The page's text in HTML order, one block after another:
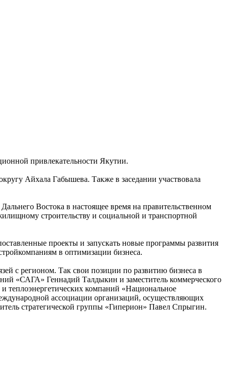
привлекательности Якутии.
Айхала Габышева. Также в заседании участвовала
Востока в настоящее время на правительственном
строительству и социальной и транспортной
проекты и запускать новые программы развития
в оптимизации бизнеса.
с регионом. Так свои позиции по развитию бизнеса в
«САГА» Геннадий Талдыкин и заместитель коммерческого
теплоэнергетических компаний «Национальное
ассоциации организаций, осуществляющих
стратегической группы «Гиперион» Павел Спрыгин.